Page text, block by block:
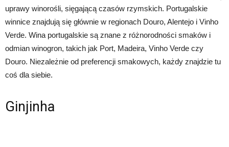
uprawy winorośli, sięgającą czasów rzymskich. Portugalskie
winnice znajdują się głównie w regionach Douro, Alentejo i Vinho
Verde. Wina portugalskie są znane z różnorodności smaków i
odmian winogron, takich jak Port, Madeira, Vinho Verde czy
Douro. Niezależnie od preferencji smakowych, każdy znajdzie tu
coś dla siebie.
Ginjinha